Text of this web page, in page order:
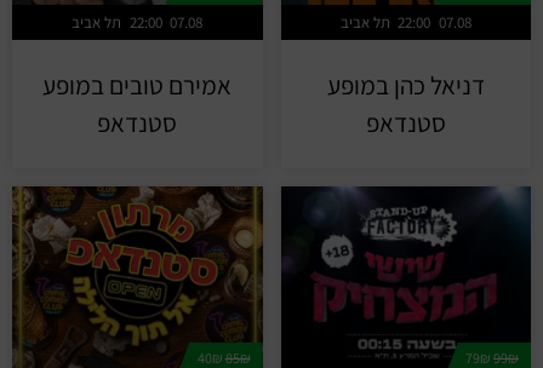
תל אביב 22:00 07.08
דניאל כהן במופע
סטנדאפ
תל אביב 22:00 07.08
אמירם טובים במופע
סטנדאפ
99₪
85₪
40₪